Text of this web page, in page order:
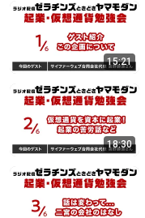
15:21
18:30